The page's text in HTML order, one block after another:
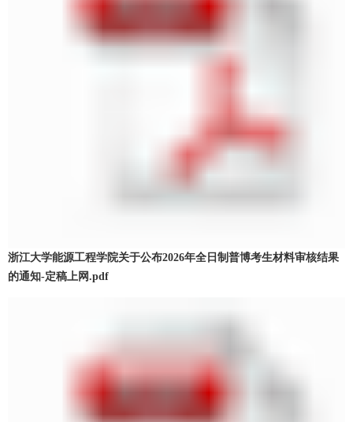
浙江大学能源工程学院关于公布2026年全日制普博考生材料审核结果
的通知-定稿上网.pdf